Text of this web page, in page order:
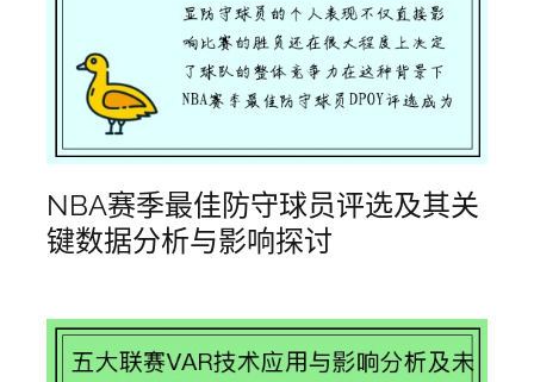
NBA赛季最佳防守球员评选及其关
键数据分析与影响探讨